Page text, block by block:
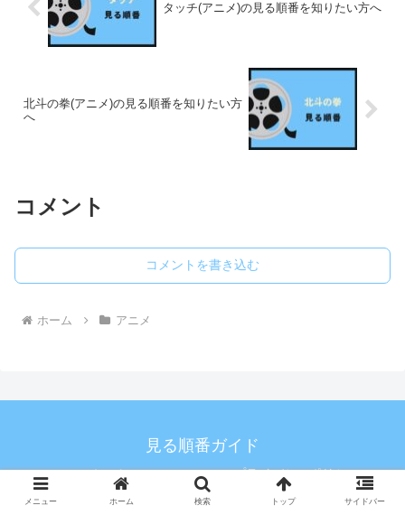
タッチ(アニメ)の見る順番を知りたい方へ
北斗の拳(アニメ)の見る順番を知りたい方
へ
コメント
コメントを書き込む
ホーム アニメ
見る順番ガイド
ホーム
プライバシーポリシー
お問い合わせ
メニュー ホーム 検索 トップ サイドバー